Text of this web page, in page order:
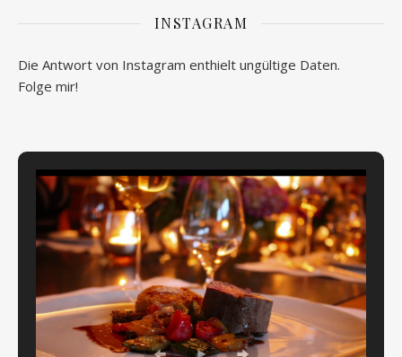
INSTAGRAM
Die Antwort von Instagram enthielt ungültige Daten.
Folge mir!